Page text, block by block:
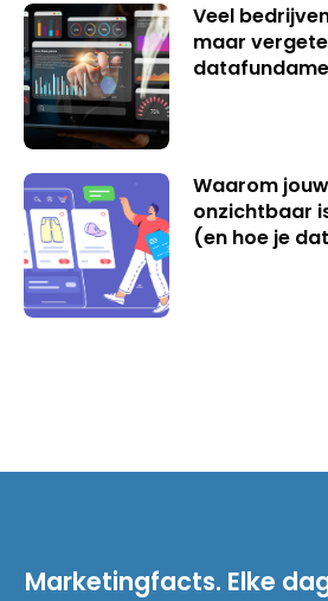
Veel
maar
Waarom
onzichtbaar
(en hoe je
Marketingfacts. Elke